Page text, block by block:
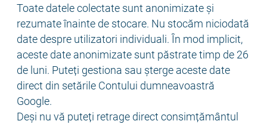
Toate datele colectate sunt anonimizate și
rezumate înainte de stocare. Nu stocăm niciodată
date despre utilizatori individuali. În mod implicit,
aceste date anonimizate sunt păstrate timp de 26
de luni. Puteți gestiona sau șterge aceste date
direct din setările Contului dumneavoastră
Google.
Deși nu vă puteți retrage direct consimțământul